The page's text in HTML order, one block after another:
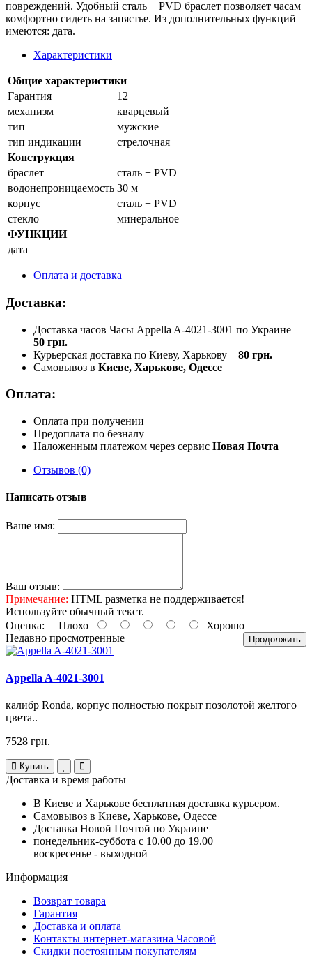
повреждений. Удобный сталь + PVD браслет позволяет часам
комфортно сидеть на запястье. Из дополнительных функций
имеются: дата.
Характеристики
Общие характеристики
Гарантия
12
механизм
кварцевый
тип
мужские
тип индикации
стрелочная
Конструкция
браслет
сталь + PVD
водонепроницаемость 30 м
корпус
сталь + PVD
стекло
минеральное
ФУНКЦИИ
дата
Оплата и доставка
Доставка:
Доставка часов Часы Appella A-4021-3001 по Украине –
50 грн.
Курьерская доставка по Киеву, Харькову – 80 грн.
Самовывоз в Киеве, Харькове, Одессе
Оплата:
Оплата при получении
Предоплата по безналу
Наложенным платежом через сервис Новая Почта
Отзывов (0)
Написать отзыв
Ваше имя:
Ваш отзыв:
Примечание: HTML разметка не поддерживается!
Используйте обычный текст.
Оценка: Плохо Хорошо
Продолжить
Недавно просмотренные
Appella A-4021-3001
калибр Ronda, корпус полностью покрыт позолотой желтого
цвета..
7528 грн.
Купить
Доставка и время работы
В Киеве и Харькове бесплатная доставка курьером.
Самовывоз в Киеве, Харькове, Одессе
Доставка Новой Почтой по Украине
понедельник-суббота с 10.00 до 19.00
воскресенье - выходной
Информация
Возврат товара
Гарантия
Доставка и оплата
Контакты интернет-магазина Часовой
Скидки постоянным покупателям